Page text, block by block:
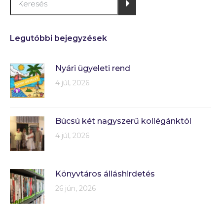
Legutóbbi bejegyzések
Nyári ügyeleti rend
4 júl, 2026
Búcsú két nagyszerű kollégánktól
4 júl, 2026
Könyvtáros álláshirdetés
26 jún, 2026